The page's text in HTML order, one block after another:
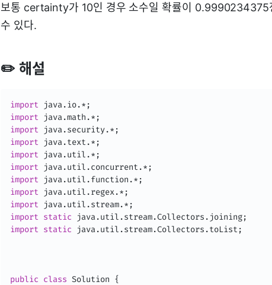
보통 certainty가 10인 경우 소수일 확률이 0.9990234375
수 있다.
✏️ 해설
import java.io.* ;
import
java.math .* ;
import
java.security.* ;
import
java.text .* ;
import
java.util .* ;
import
java.util .concurrent .* ;
import
java.util .function .* ;
import
java.util .regex.* ;
import
java.util .stream.* ;
import static java.util .stream.Collectors . joining;
import static java.util .stream.Collectors .toList ;
public class Solution {